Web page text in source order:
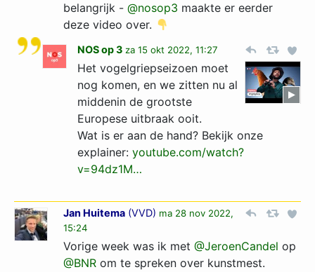
belangrijk - @nosop3 maakte er eerder
deze video over.
NOS op 3 za 15 okt 2022, 11:27
Het vogelgriepseizoen moet
nog komen, en we zitten nu al
middenin de grootste
Europese uitbraak ooit.
Wat is er aan de hand? Bekijk onze
explainer: youtube.com/watch?
v=94dz1M­…­
Jan Huitema (VVD) ma 28 nov 2022,
15:24
Vorige week was ik met @JeroenCandel op
@BNR om te spreken over kunstmest.